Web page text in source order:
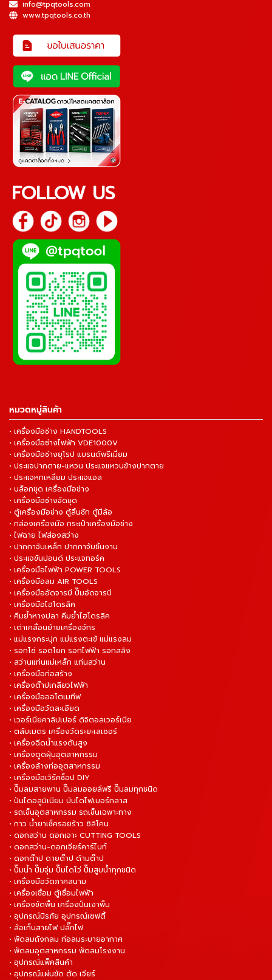
info@tpqtools.com
www.tpqtools.co.th
FOLLOW US
หมวดหมู่สินค้า
• เครื่องมือช่าง HANDTOOLS
• เครื่องมือช่างไฟฟ้า VDE1000V
• เครื่องมือช่างยุโรป แบรนด์พรีเมี่ยม
• ประแจปากตาย-แหวน ประแจแหวนข้างปากตาย
• ประแจหกเหลี่ยม ประแจแอล
• บล็อกชุด เครื่องมือช่าง
• เครื่องมือช่างจัดชุด
• ตู้เครื่องมือช่าง ตู้ลิ้นชัก ตู้มีล้อ
• กล่องเครื่องมือ กระเป๋าเครื่องมือช่าง
• ไฟฉาย ไฟส่องสว่าง
• ปากกาจับเหล็ก ปากกาจับชิ้นงาน
• ประแจขันปอนด์ ประแจทอร์ค
• เครื่องมือไฟฟ้า POWER TOOLS
• เครื่องมือลม AIR TOOLS
• เครื่องมืออัดจารบี ปั๊มอัดจารบี
• เครื่องมือไฮโดรลิค
• คีมย้ำหางปลา คีมย้ำไฮโดรลิค
• เต่าเคลื่อนย้ายเครื่องจักร
• แม่แรงกระปุก แม่แรงตะเข้ แม่แรงลม
• รอกโซ่ รอดโยก รอกไฟฟ้า รอกสลิง
• สว่านแท่นแม่เหล็ก แท่นสว่าน
• เครื่องมือก่อสร้าง
• เครื่องต๊าปเกลียวไฟฟ้า
• เครื่องมือออโตเมทีฟ
• เครื่องมือวัดละเอียด
• เวอร์เนียคาลิปเปอร์ ดิจิตอลเวอร์เนีย
• ตลับเมตร เครื่องวัดระยะเลเซอร์
• เครื่องฉีดน้ำแรงดันสูง
• เครื่องดูดฝุ่นอุตสาหกรรม
• เครื่องล้างท่ออุตสาหกรรม
• เครื่องมือเวิร์คช็อป DIY
• ปั๊มลมสายพาน ปั๊มลมออยล์ฟรี ปั๊มลมทุกชนิด
• ปันไดอลูมิเนียม บันไดไฟเบอร์กลาส
• รถเข็นอุตสาหกรรม รถเข็นเฉพาะทาง
• กาว น้ำยาเช็ครอยร้าว ซิลิโคน
• ดอกสว่าน ดอกเจาะ CUTTING TOOLS
• ดอกสว่าน-ดอกเจียร์คาร์ไบท์
• ดอกต๊าป ดายต๊าป ด้ามต๊าป
• ปั๊มน้ำ ปั๊มจุ่ม ปั๊มไดโว่ ปั๊มสูบน้ำทุกชนิด
• เครื่องมือวัดภาคสนาม
• เครื่องเชื่อม ตู้เชื่อมไฟฟ้า
• เครื่องขัดพื้น เครื่องปั่นเงาพื้น
• อุปกรณ์นิรภัย อุปกรณ์เซฟตี้
• ล้อเก็บสายไฟ ปลั๊กไฟ
• พัดลมถังกลม ท่อลมระบายอากาศ
• พัดลมอุตสาหกรรม พัดลมโรงงาน
• อุปกรณ์แพ็คสินค้า
• อุปกรณ์แผ่นขัด ตัด เจียร์